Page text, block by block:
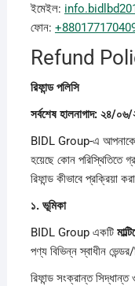
ইমেইল:
ফোন:
Refund
রিফান্ডপলিসি
সর্বশেষহালনাগাদ: ২৪/
BIDL Group-এ আপনাকে
হয়েছে কোন পরিস্থিতিতে
রিফান্ড কীভাবে প্রক্রিয়া
১. ভূমিকা
BIDL Group একটি
পণ্য বিভিন্ন স্বাধীন
রিফান্ড সংক্রান্ত সিদ্ধান্ত